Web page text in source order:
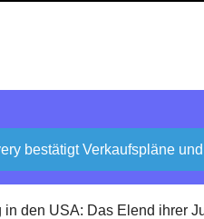
bestätigt Verkaufspläne
den USA: Das Elend ihrer